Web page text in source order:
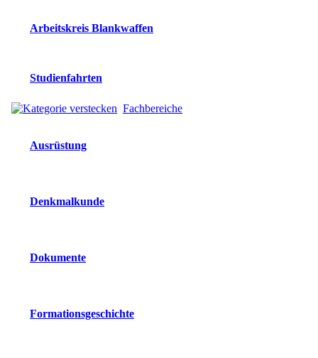
Arbeitskreis Blankwaffen
Studienfahrten
Fachbereiche
Ausrüstung
Denkmalkunde
Dokumente
Formationsgeschichte